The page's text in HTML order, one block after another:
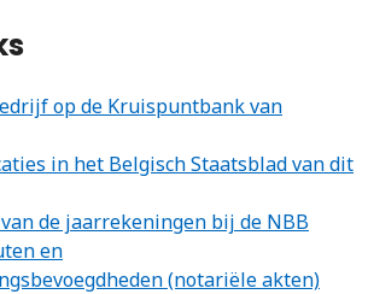
op de Kruispuntbank van
in het Belgisch Staatsblad van dit
de jaarrekeningen bij de NBB
en
(notariële akten)